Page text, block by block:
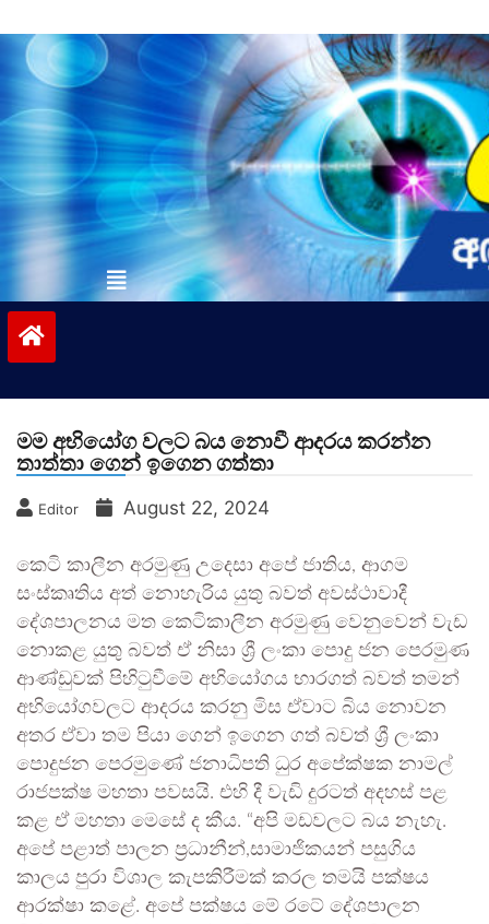
to
contentvinivida.lk
මම අභියෝග වලට බය නොවී ආදරය කරන්න
තාත්තා ගෙන් ඉගෙන ගත්තා
Editor August 22, 2024
කෙටි කාලීන අරමුණු උදෙසා අපේ ජාතිය, ආගම
සංස්කෘතිය අත් නොහැරිය යුතු බවත් අවස්ථාවාදී
දේශපාලනය මත කෙටිකාලීන අරමුණු වෙනුවෙන් වැඩ
නොකළ යුතු බවත් ඒ නිසා ශ්‍රී ලංකා පොදු ජන පෙරමුණ
ආණ්ඩුවක් පිහිටුවීමේ අභියෝගය භාරගත් බවත් තමන්
අභියෝගවලට ආදරය කරනු මිස ඒවාට බිය නොවන
අතර ඒවා තම පියා ගෙන් ඉගෙන ගත් බවත් ශ්‍රී ලංකා
පොදුජන පෙරමුණේ ජනාධිපති ධුර අපේක්ෂක නාමල්
රාජපක්ෂ මහතා පවසයි. එහි දී වැඩි දුරටත් අදහස් පළ
කළ ඒ මහතා මෙසේ ද කීය. “අපි මඩවලට බය නැහැ.
අපේ පළාත් පාලන ප්‍රධානීන්,සාමාජිකයන් පසුගිය
කාලය පුරා විශාල කැපකිරීමක් කරල තමයි පක්ෂය
ආරක්ෂා කළේ. අපේ පක්ෂය මේ රටේ දේශපාලන